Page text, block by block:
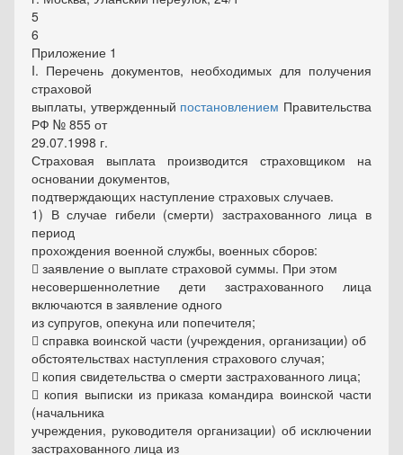
5
6
Приложение 1
I. Перечень документов, необходимых для получения
страховой
выплаты, утвержденный постановлением Правительства
РФ № 855 от
29.07.1998 г.
Страховая выплата производится страховщиком на
основании документов,
подтверждающих наступление страховых случаев.
1) В случае гибели (смерти) застрахованного лица в
период
прохождения военной службы, военных сборов:
 заявление о выплате страховой суммы. При этом
несовершеннолетние дети застрахованного лица
включаются в заявление одного
из супругов, опекуна или попечителя;
 справка воинской части (учреждения, организации) об
обстоятельствах наступления страхового случая;
 копия свидетельства о смерти застрахованного лица;
 копия выписки из приказа командира воинской части
(начальника
учреждения, руководителя организации) об исключении
застрахованного лица из